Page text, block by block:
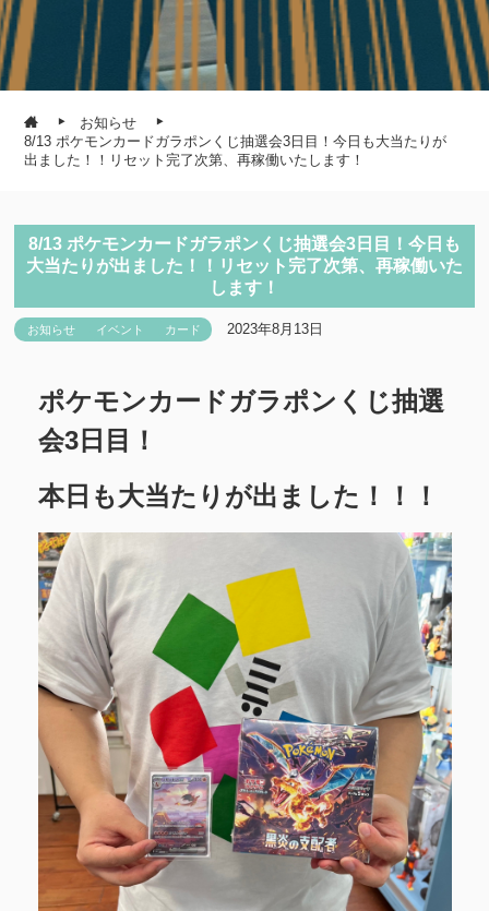
お知らせ
8/13 ポケモンカードガラポンくじ抽選会3日目！今日も大当たりが
出ました！！リセット完了次第、再稼働いたします！
8/13 ポケモンカードガラポンくじ抽選会3日目！今日も
大当たりが出ました！！リセット完了次第、再稼働いた
します！
お知らせ イベント カード 2023年8月13日
ポケモンカードガラポンくじ抽選
会3日目！
本日も大当たりが出ました！！！